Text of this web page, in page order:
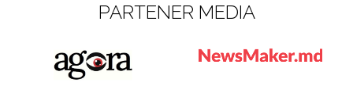
PARTENER MEDIA